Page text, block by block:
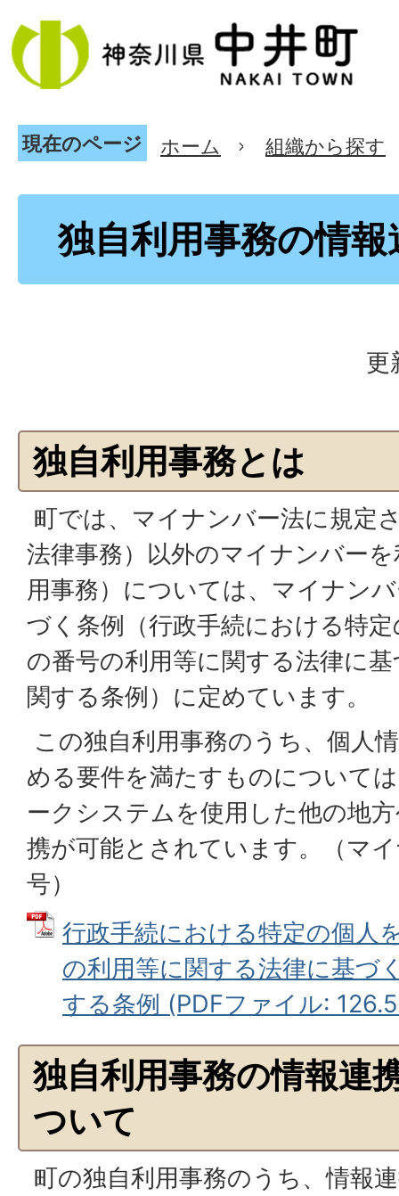
現在のページ ホーム 組織から探す
独自利用事務の情
更
独自利用事務とは
町では、マイナンバー法に規定
法律事務）以外のマイナンバー
用事務）については、マイナン
づく条例（行政手続における特
の番号の利用等に関する法律に
関する条例）に定めています。
この独自利用事務のうち、個人
める要件を満たすものについて
ークシステムを使用した他の地
携が可能とされています。（マ
号）
行政手続における特定の個人
の利用等に関する法律に基づ
する条例 (PDFファイル:
独自利用事務の情報連
ついて
町の独自利用事務のうち、情報